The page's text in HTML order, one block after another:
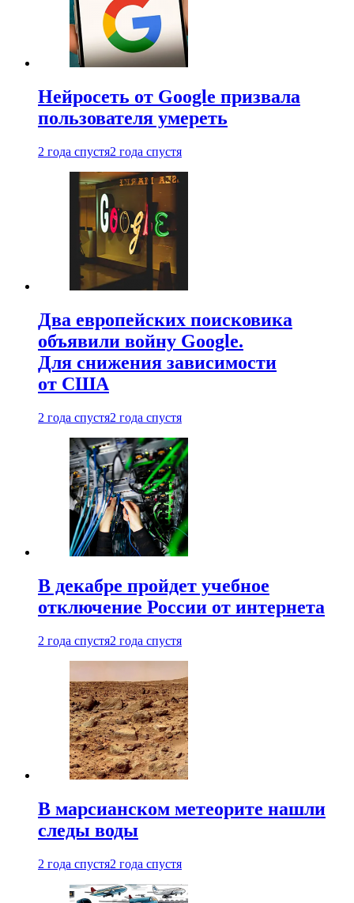
Нейросеть от Google призвала
пользователя умереть
2 года спустя2 года спустя
Два европейских поисковика
объявили войну Google.
Для снижения зависимости
от США
2 года спустя2 года спустя
В декабре пройдет учебное
отключение России от интернета
2 года спустя2 года спустя
В марсианском метеорите нашли
следы воды
2 года спустя2 года спустя